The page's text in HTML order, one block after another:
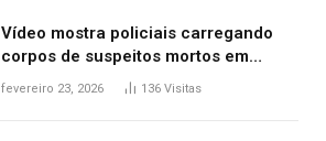
Vídeo mostra policiais carregando
corpos de suspeitos mortos em
confronto dentro de caminhonete
fevereiro 23, 2026 136 Visitas